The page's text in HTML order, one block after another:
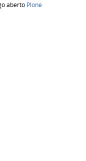
aberto Plone